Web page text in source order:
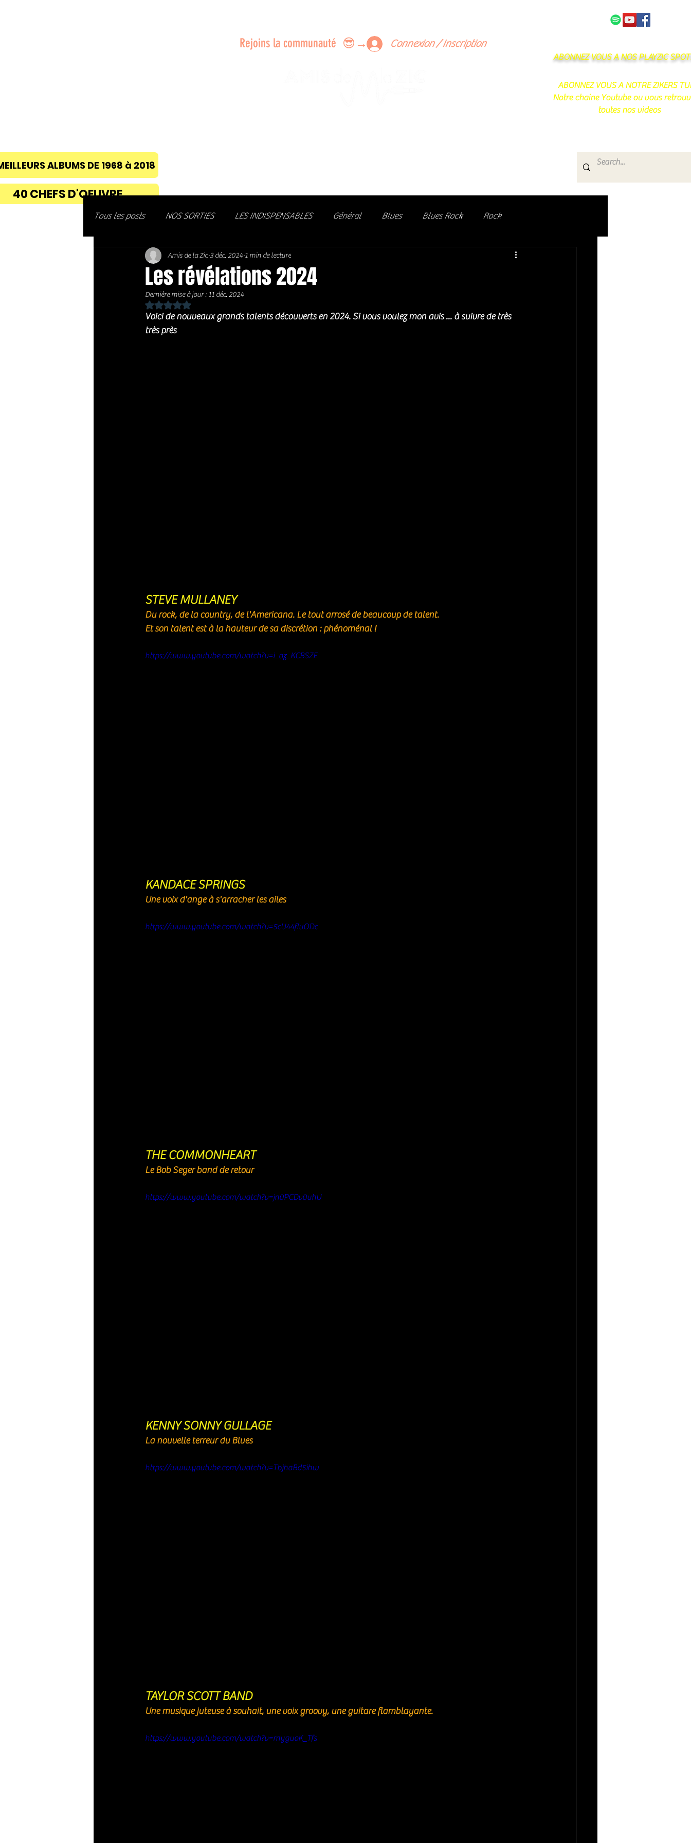
Connexion / Inscription
ABONNEZ VOUS A NOS PLAYZIC
ABONNEZ VOUS A NOTRE ZIKERS
Notre chaine Youtube ou vous
toutes nos videos
ALBUMS DE 1968 à 2018
Découvrez des artistes, vibrez aux concerts et rejoignez une communauté de passionnés !
Rejoins la communauté 😎→
40 CHEFS D'OEUVRE
Tous les posts NOS SORTIES LES INDISPENSABLES Général Blues Blues Rock Rock
Soft Rock / Folk Jazz Soul / Funk / Rhythm Blues
Country / Americana
Les révélations 2024
Amis de la Zic 3 déc. 2024 1 min de lecture
Dernière mise à jour :11 déc. 2024
Noté NaN étoiles sur 5.
Voici de nouveaux grands talents découverts en 2024. Si vous voulez mon avis ... à suivre de très
très près
STEVE MULLANEY
Du rock, de la country, de l'Americana. Le tout arrosé de beaucoup de talent.
Et son talent est à la hauteur de sa discrétion : phénoménal !
https://www.youtube.com/watch?v=i_az_KCBSZE
KANDACE SPRINGS
Une voix d'ange à s'arracher les ailes
https://www.youtube.com/watch?v=5cU44fIuODc
THE COMMONHEART
Le Bob Seger band de retour
https://www.youtube.com/watch?v=jn0PCDv0uhU
KENNY SONNY GULLAGE
La nouvelle terreur du Blues
https://www.youtube.com/watch?v=TbjhaBd5ihw
TAYLOR SCOTT BAND
Une musique juteuse à souhait, une voix groovy, une guitare flamblayante.
https://www.youtube.com/watch?v=rnyguoK_Tfs